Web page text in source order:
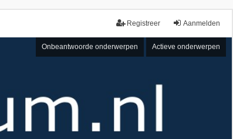
Aanmelden
Registreer
Onbeantwoorde onderwerpen Actieve onderwerpen